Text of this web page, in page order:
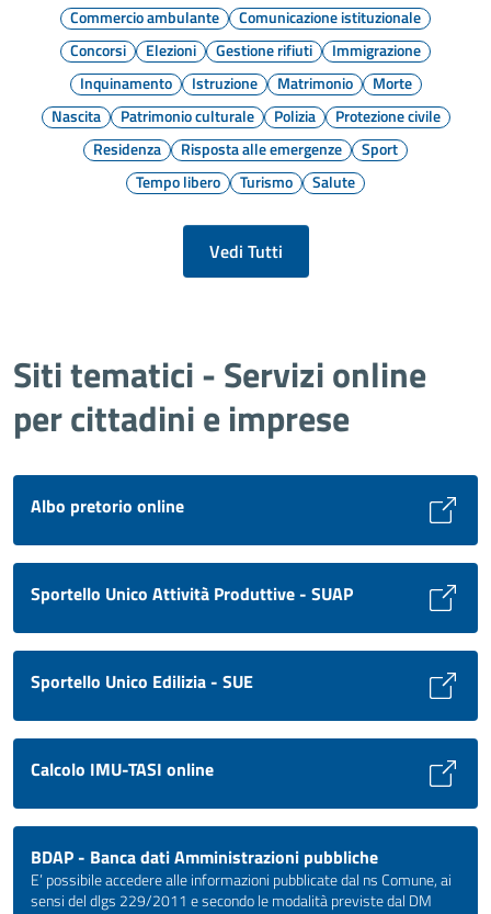
Commercio ambulante
Comunicazione istituzionale
Concorsi
Elezioni Gestione rifiuti
Immigrazione
Inquinamento
Istruzione Matrimonio
Morte
Nascita
Patrimonio culturale Polizia
Protezione civile
Residenza
Risposta alle emergenze
Sport
Tempo libero
Turismo Salute
Vedi Tutti
Siti tematici - Servizi online
per cittadini e imprese
Albo pretorio online
Sportello Unico Attività Produttive - SUAP
Sportello Unico Edilizia - SUE
Calcolo IMU-TASI online
BDAP - Banca dati Amministrazioni pubbliche
E’ possibile accedere alle informazioni pubblicate dal ns Comune, ai
sensi del dlgs 229/2011 e secondo le modalità previste dal DM